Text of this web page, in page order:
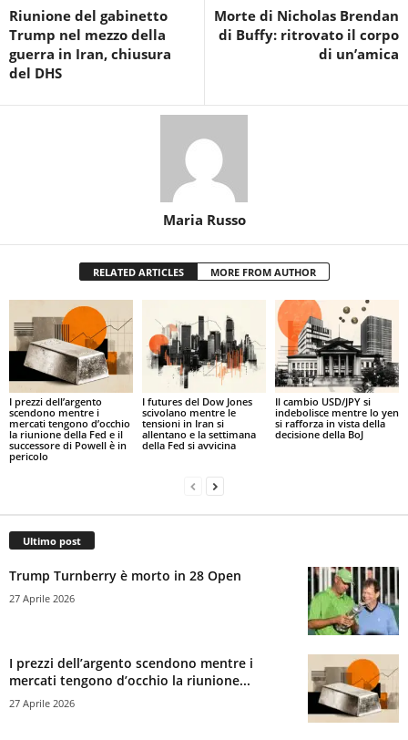
Riunione del gabinetto
Trump nel mezzo della
guerra in Iran, chiusura
del DHS
Morte di Nicholas Brendan
di Buffy: ritrovato il corpo
di un’amica
Maria Russo
RELATED ARTICLES MORE FROM AUTHOR
I prezzi dell’argento
scendono mentre i
mercati tengono d’occhio
la riunione della Fed e il
successore di Powell è in
pericolo
I futures del Dow Jones
scivolano mentre le
tensioni in Iran si
allentano e la settimana
della Fed si avvicina
Il cambio USD/JPY si
indebolisce mentre lo yen
si rafforza in vista della
decisione della BoJ
Ultimo post
Trump Turnberry è morto in 28 Open
27 Aprile 2026
I prezzi dell’argento scendono mentre i
mercati tengono d’occhio la riunione...
27 Aprile 2026